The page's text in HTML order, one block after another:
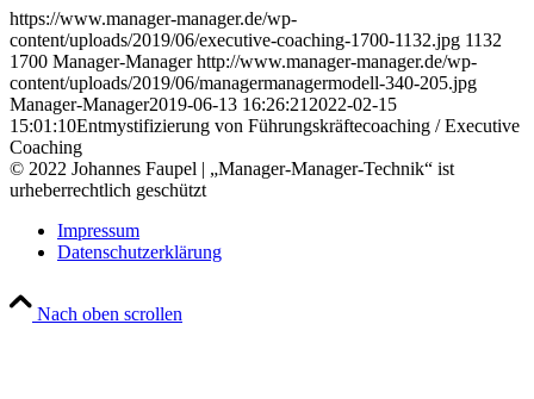
https://www.manager-manager.de/wp-
content/uploads/2019/06/executive-coaching-1700-1132.jpg 1132
1700 Manager-Manager http://www.manager-manager.de/wp-
content/uploads/2019/06/managermanagermodell-340-205.jpg
Manager-Manager2019-06-13 16:26:21 2022-02-15
15:01:10Entmystifizierung von Führungskräftecoaching / Executive
Coaching
© 2022 Johannes Faupel | „Manager-Manager-Technik“ ist
urheberrechtlich geschützt
Impressum
Datenschutzerklärung
Nach oben scrollen